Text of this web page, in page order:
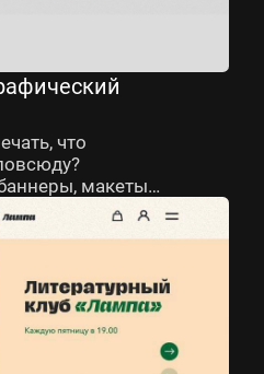
что
макеты
билеты
это дело рук
в этой
чем они